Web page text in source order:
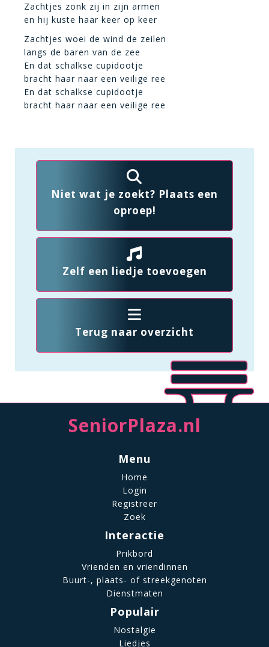
Zachtjes zonk zij in zijn armen
en hij kuste haar keer op keer
Zachtjes woei de wind de zeilen
langs de baren van de zee
En dat schalkse cupidootje
bracht haar naar een veilige ree
En dat schalkse cupidootje
bracht haar naar een veilige ree
Niet wat je zoekt? Plaats een
oproep!
Zelf een liedje toevoegen
Terug naar overzicht
SeniorPlaza.nl
Menu
Home
Login
Registreer
Zoek
Interactie
Prikbord
Vrienden en vriendinnen
Buurt-, plaats- of streekgenoten
Dienstmaten
Populair
Nostalgie
Liedjes